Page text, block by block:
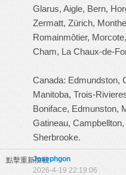
Glarus, Aigle, Bern,
Zermatt, Zürich,
Romainmôtier,
Cham, La Chaux-de-
Canada: Edmundston,
Manitoba, Trois-
Boniface, Edmunston,
Gatineau,
Sherbrooke.
點擊重新加載Josephgon
2026-4-19 22:19:06